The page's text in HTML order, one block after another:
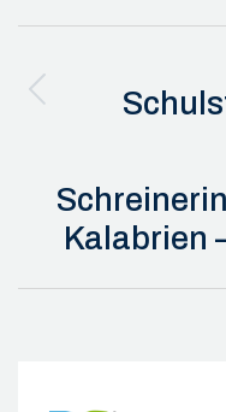
Kalabrien